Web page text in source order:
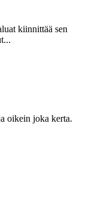
kiinnittää sen
oikein joka kerta.